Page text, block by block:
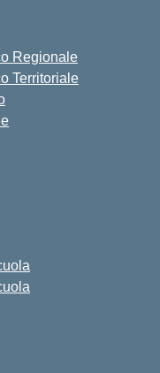
Regionale
Territoriale